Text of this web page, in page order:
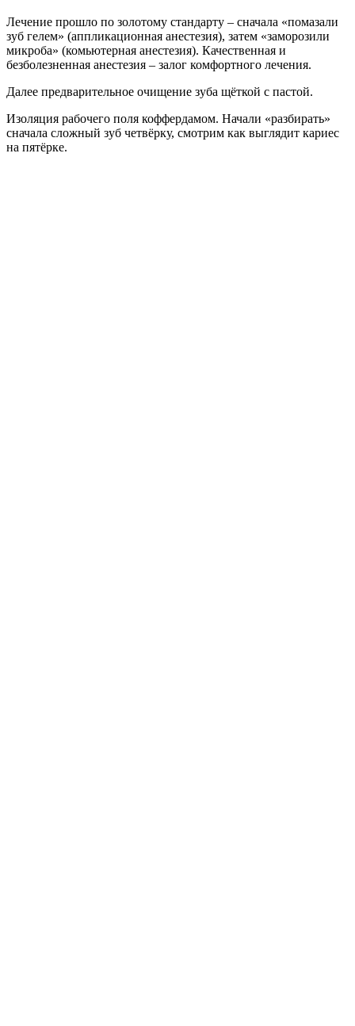
Лечение прошло по золотому стандарту – сначала «помазали
зуб гелем» (аппликационная анестезия), затем «заморозили
микроба» (комьютерная анестезия). Качественная и
безболезненная анестезия – залог комфортного лечения.
Далее предварительное очищение зуба щёткой с пастой.
Изоляция рабочего поля коффердамом. Начали «разбирать»
сначала сложный зуб четвёрку, смотрим как выглядит кариес
на пятёрке.